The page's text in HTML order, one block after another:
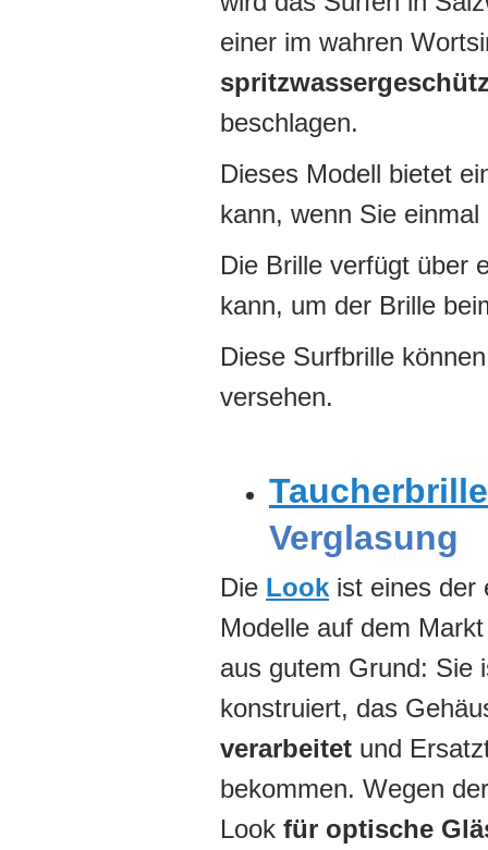
einer im wahren
beschlagen.
Dieses Modell bietet
kann, wenn Sie
Die Brille verfügt über
kann, um der Brille
Diese Surfbrille
versehen.
Taucherbrille
Verglasung
Die Look ist eines der
Modelle auf dem
aus gutem Grund: Sie
konstruiert, das
verarbeitet und
bekommen. Wegen
Look für optische